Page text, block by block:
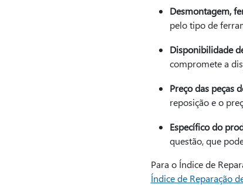
Desmontagem,
pelo tipo de
Disponibilidade
compromete a
Preço das peças
reposição e o
Específico do
questão, que
Para o Índice de
Índice de Reparação